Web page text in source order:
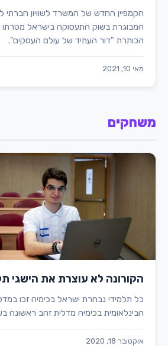
הקמפיין החדש של המשרד לשוויון חברתי
המבוגרת בשוק התעסוקה בישראל מטרתו
הכותרת "דור העתיד של עולם העסקים".
מאי 10, 2021
משחקים
הקורונה לא עוצרת את הישגי
כל תלמידי נבחרת ישראל בכימיה זכו
הבינלאומית בכימיה מדלית זהב ראשונה
אוקטובר 18, 2020